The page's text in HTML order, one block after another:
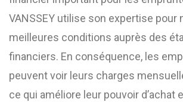
VANSSEY utilise son expertise pour
meilleures conditions auprès des
financiers. En conséquence, les
peuvent voir leurs charges
ce qui améliore leur pouvoir d’achat